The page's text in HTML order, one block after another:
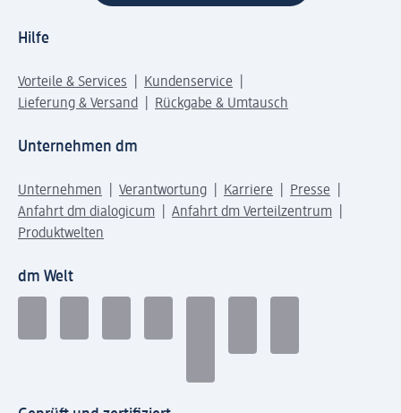
Hilfe
Vorteile & Services
Kundenservice
Lieferung & Versand
Rückgabe & Umtausch
Unternehmen dm
Unternehmen Verantwortung Karriere
Presse
Anfahrt dm dialogicum
Anfahrt dm Verteilzentrum
Produktwelten
dm Welt